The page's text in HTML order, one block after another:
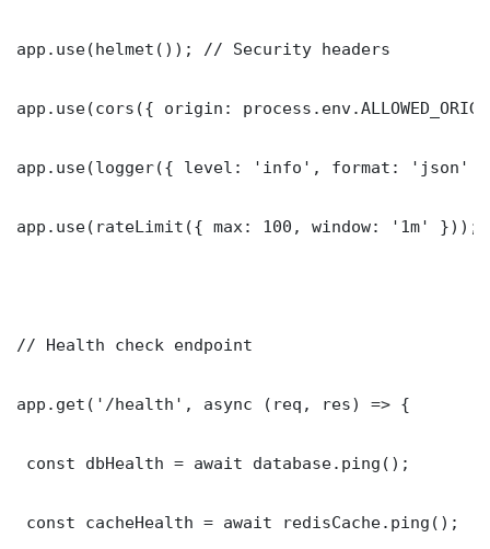
app.use(helmet()); // Security headers
app.use(cors({ origin:
app.use(logger({ level: 'info', format: 'json'
app.use(rateLimit({ max: 100, window: '1m' }));
// Health check endpoint
app.get('/health', async (req, res) => {
const dbHealth = await database.ping();
const cacheHealth = await redisCache.ping();